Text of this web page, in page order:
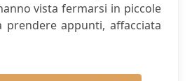
vista fermarsi in piccole
prendere appunti, affacciata